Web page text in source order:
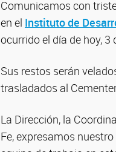
Comunicamos con
en el Instituto de
ocurrido el día de hoy, 3
Sus restos serán
trasladados al
La Dirección, la
Fe, expresamos